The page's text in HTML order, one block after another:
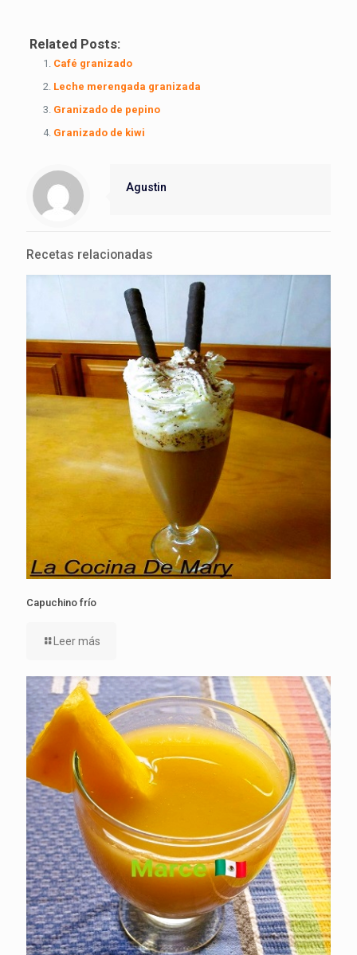
Related Posts:
Café granizado
Leche merengada granizada
Granizado de pepino
Granizado de kiwi
Agustin
Recetas relacionadas
Capuchino frío
Leer más